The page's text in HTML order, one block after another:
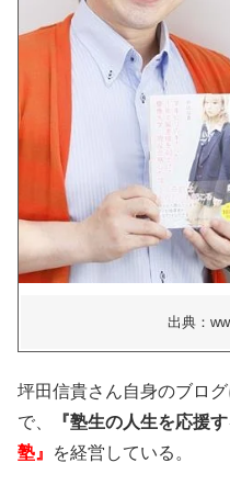
出典：
坪田信貴さん自身のブロ
で、
『塾生の人生を応援す
塾』
を経営している。